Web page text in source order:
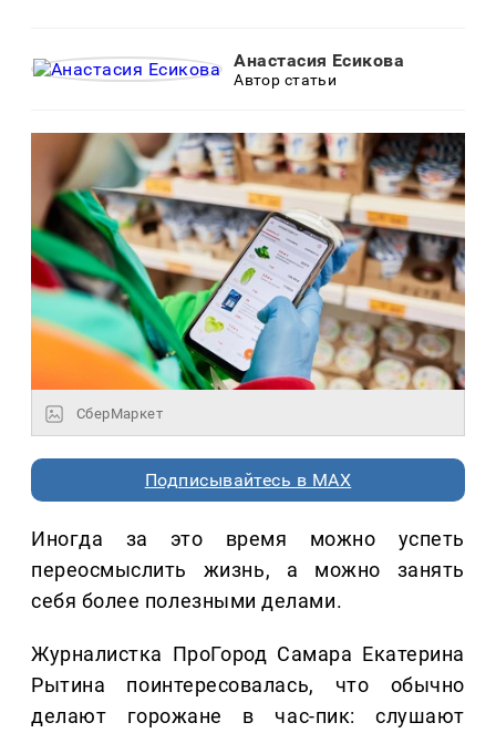
Анастасия Есикова
Автор статьи
СберМаркет
Подписывайтесь в MAX
Иногда за это время можно успеть
переосмыслить жизнь, а можно занять
себя более полезными делами.
Журналистка ПроГород Самара Екатерина
Рытина поинтересовалась, что обычно
делают горожане в час-пик: слушают